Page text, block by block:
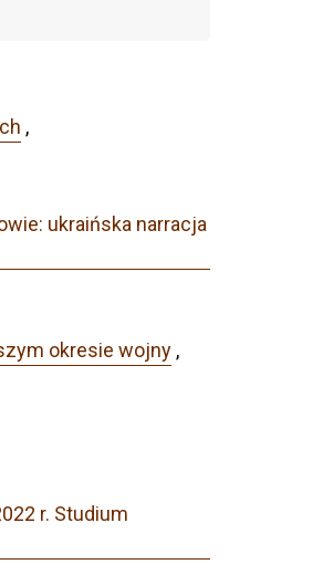
,
ukraińska narracja
okresie wojny ,
r. Studium